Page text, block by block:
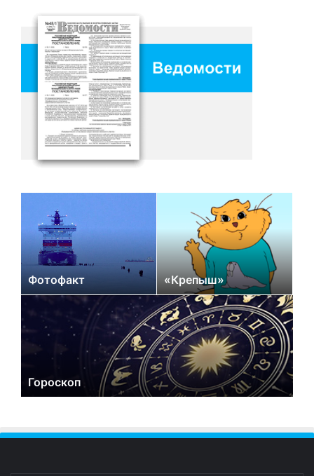
Фотофакт «Крепыш»
Гороскоп